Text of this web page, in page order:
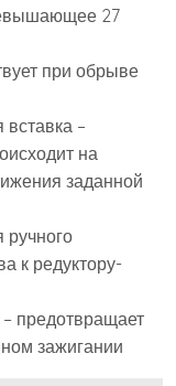
27
при обрыве
–
на
заданной
ручного
к редуктору-
предотвращает
зажигании